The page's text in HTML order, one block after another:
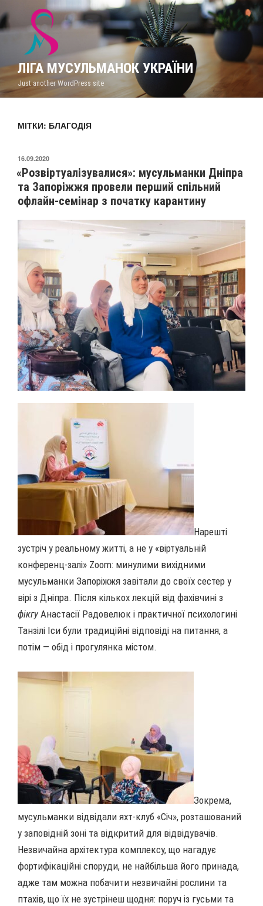
до
вмісту
ЛІГА МУСУЛЬМАНОК УКРАЇНИ
Just another WordPress site
МІТКИ: БЛАГОДІЯ
ОПУБЛІКОВАНО
16.09.2020
«Розвіртуалізувалися»: мусульманки Дніпра
та Запоріжжя провели перший спільний
офлайн-семінар з початку карантину
Нарешті
зустріч у реальному житті, а не у «віртуальній
конференц-залі» Zoom: минулими вихідними
мусульманки Запоріжжя завітали до своїх сестер у
вірі з Дніпра. Після кількох лекцій від фахівчині з
фікгу Анастасії Радовелюк і практичної психологині
Танзілі Іси були традиційні відповіді на питання, а
потім — обід і прогулянка містом.
Зокрема,
мусульманки відвідали яхт-клуб «Січ», розташований
у заповідній зоні та відкритий для відвідувачів.
Незвичайна архітектура комплексу, що нагадує
фортифікаційні споруди, не найбільша його принада,
адже там можна побачити незвичайні рослини та
птахів, що їх не зустрінеш щодня: поруч із гусьми та